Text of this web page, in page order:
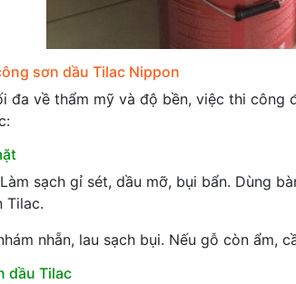
sơn dầu Tilac Nippon
đa về thẩm mỹ và độ bền, việc thi
sạch gỉ sét, dầu mỡ, bụi bẩn. Dùng
Tilac.
nhẵn, lau sạch bụi. Nếu gỗ còn ẩm,
dầu Tilac